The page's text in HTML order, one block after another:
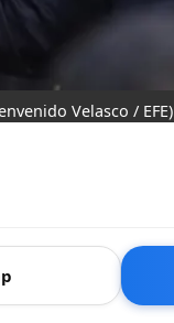
Velasco / EFE)